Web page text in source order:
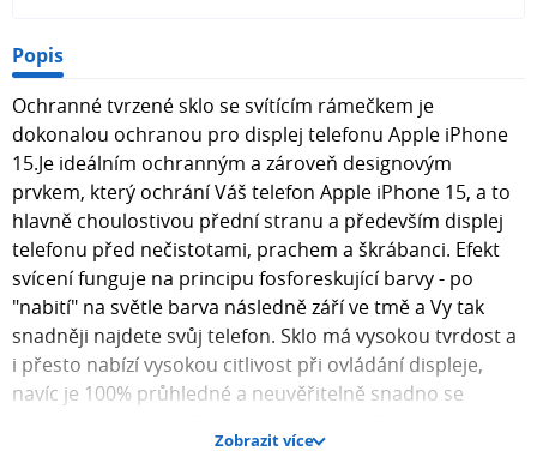
Popis
Ochranné tvrzené sklo se svítícím rámečkem je
dokonalou ochranou pro displej telefonu Apple iPhone
15.Je ideálním ochranným a zároveň designovým
prvkem, který ochrání Váš telefon Apple iPhone 15, a to
hlavně choulostivou přední stranu a především displej
telefonu před nečistotami, prachem a škrábanci. Efekt
svícení funguje na principu fosforeskující barvy - po
"nabití" na světle barva následně září ve tmě a Vy tak
snadněji najdete svůj telefon. Sklo má vysokou tvrdost a
i přesto nabízí vysokou citlivost při ovládání displeje,
navíc je 100% průhledné a neuvěřitelně snadno se
Zobrazit více